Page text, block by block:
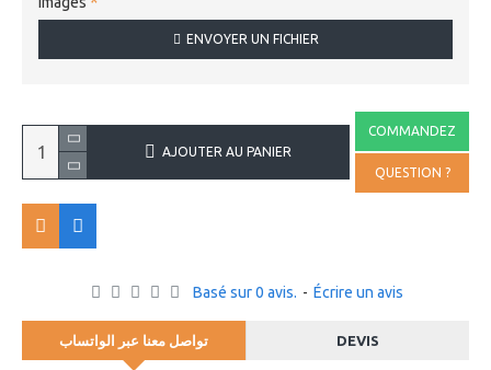
Basé sur 0 avis. - Écrire un avis
ENVOYER UN FICHIER
AJOUTER AU PANIER
COMMANDEZ
QUESTION ?
تواصل معنا عبر الواتساب DEVIS